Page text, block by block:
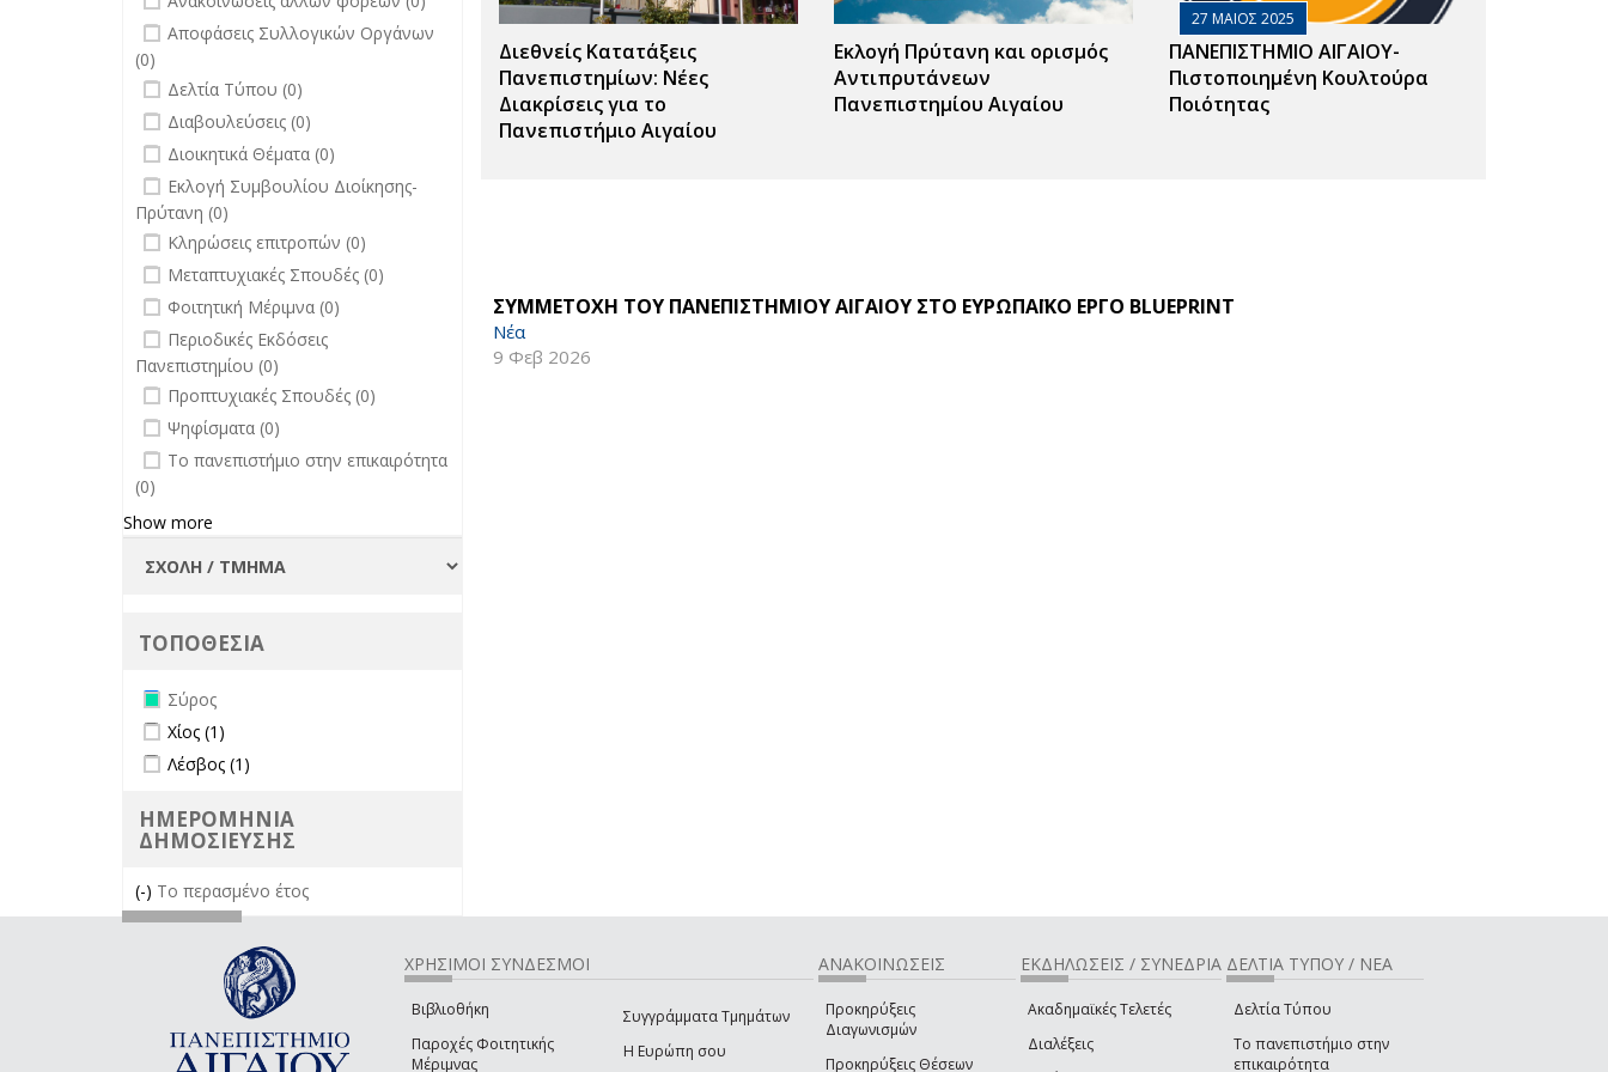
Διεθνείς Κατατάξεις
Πανεπιστημίων: Νέες
Διακρίσεις για το
Πανεπιστήμιο Αιγαίου
Εκλογή Πρύτανη και ορισμός
Αντιπρυτάνεων
Πανεπιστημίου Αιγαίου
27 ΜΑΙΟΣ 2025
ΠΑΝΕΠΙΣΤΗΜΙΟ ΑΙΓΑΙΟΥ-
Πιστοποιημένη Κουλτούρα
Ποιότητας
ΣΥΜΜΕΤΟΧΗ ΤΟΥ ΠΑΝΕΠΙΣΤΗΜΙΟΥ ΑΙΓΑΙΟΥ ΣΤΟ ΕΥΡΩΠΑΪΚΟ ΕΡΓΟ BLUEPRINT
Νέα
9 Φεβ 2026
undefined
Αποφάσεις Συλλογικών Οργάνων
(0)
undefined
Δελτία Τύπου (0)
undefined
Διαβουλεύσεις (0)
undefined
Διοικητικά Θέματα (0)
undefined
Εκλογή Συμβουλίου Διοίκησης-
Πρύτανη (0)
undefined
Κληρώσεις επιτροπών (0)
undefined
Μεταπτυχιακές Σπουδές (0)
undefined
Φοιτητική Μέριμνα (0)
undefined
Περιοδικές Εκδόσεις
Πανεπιστημίου (0)
undefined
Προπτυχιακές Σπουδές (0)
undefined
Ψηφίσματα (0)
undefined
Το πανεπιστήμιο στην επικαιρότητα
(0)
Show more
ΤΟΠΟΘΕΣΙΑ
Remove Σύρος filter
Σύρος
Apply Χίος filter
Χίος (1)
Apply Λέσβος filter
Λέσβος (1)
ΗΜΕΡΟΜΗΝΙΑ
ΔΗΜΟΣΙΕΥΣΗΣ
(-) Remove Το περασμένο έτος filter
Το περασμένο έτος
ΧΡΗΣΙΜΟΙ ΣΥΝΔΕΣΜΟΙ
Βιβλιοθήκη
Παροχές Φοιτητικής
Μέριμνας
Συγγράμματα Τμημάτων
Η Ευρώπη σου
ΑΝΑΚΟΙΝΩΣΕΙΣ
Προκηρύξεις
Διαγωνισμών
Προκηρύξεις Θέσεων
ΕΚΔΗΛΩΣΕΙΣ / ΣΥΝΕΔΡΙΑ
Ακαδημαϊκές Τελετές
Διαλέξεις
ΔΕΛΤΙΑ ΤΥΠΟΥ / ΝΕΑ
Δελτία Τύπου
Το πανεπιστήμιο στην
επικαιρότητα